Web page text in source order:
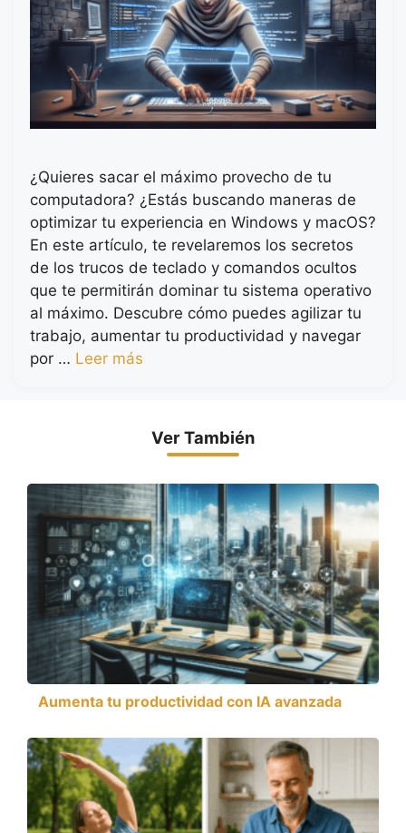
¿Quieres sacar el máximo provecho de tu
computadora? ¿Estás buscando maneras de
optimizar tu experiencia en Windows y macOS?
En este artículo, te revelaremos los secretos
de los trucos de teclado y comandos ocultos
que te permitirán dominar tu sistema operativo
al máximo. Descubre cómo puedes agilizar tu
trabajo, aumentar tu productividad y navegar
por … Leer más
Ver También
Aumenta tu productividad con IA avanzada